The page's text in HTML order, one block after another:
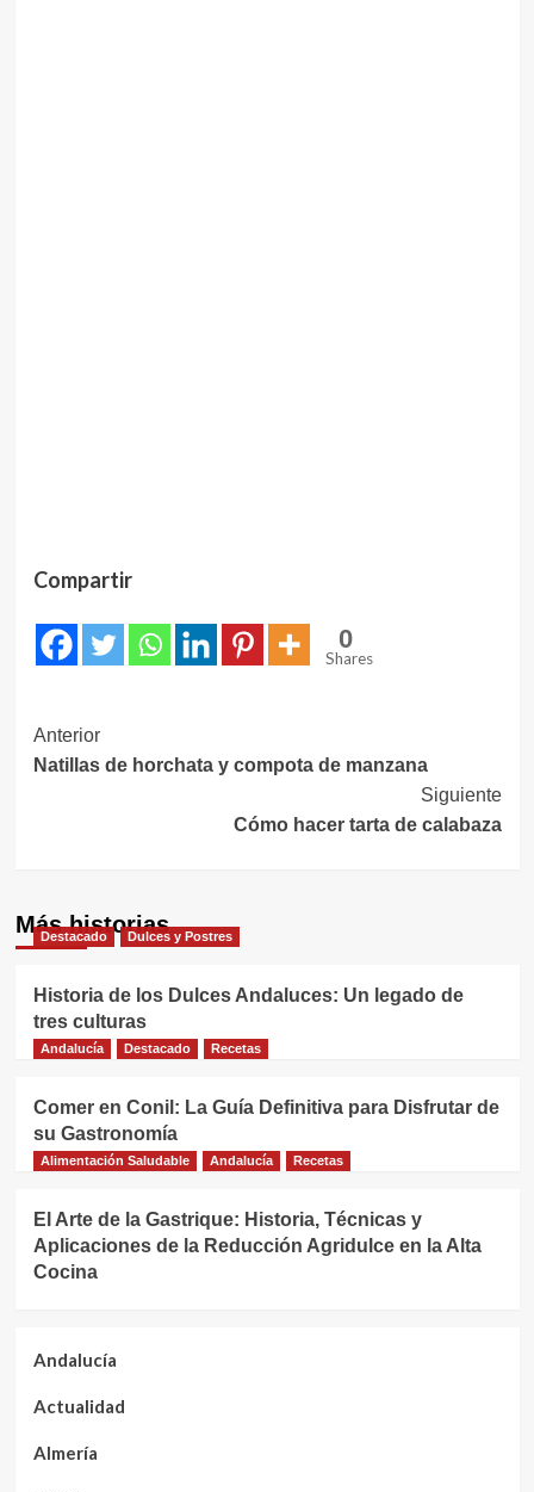
Compartir
0
Shares
Navegación
de
Anterior
Natillas de horchata y compota de manzana
Siguiente
Cómo hacer tarta de calabaza
Más historias
Destacado Dulces y Postres
Historia de los Dulces Andaluces: Un legado de
tres culturas
Andalucía Destacado Recetas
Comer en Conil: La Guía Definitiva para Disfrutar de
su Gastronomía
Alimentación Saludable Andalucía Recetas
El Arte de la Gastrique: Historia, Técnicas y
Aplicaciones de la Reducción Agridulce en la Alta
Cocina
Andalucía
Actualidad
Almería